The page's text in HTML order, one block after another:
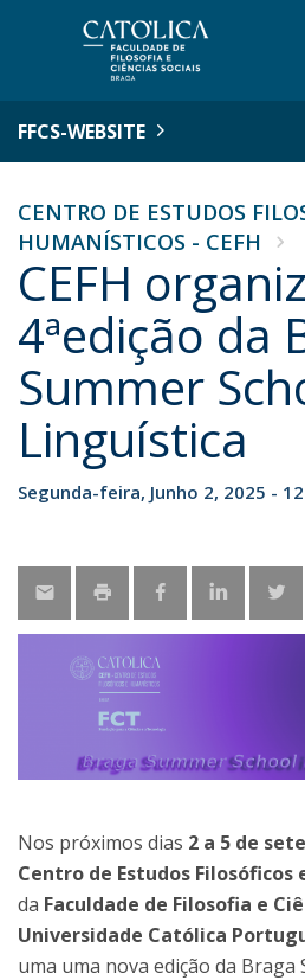
FFCS-WEBSITE
CENTRO DE ESTUDOS
HUMANÍSTICOS - CEFH
CEFH
4ªedição da
Summer
Linguística
Segunda-feira, Junho 2, 2025 -
Nos próximos dias 2 a 5 de
Centro de Estudos Filosóficos
da Faculdade de Filosofia e
Universidade Católica
uma uma nova edição da Braga